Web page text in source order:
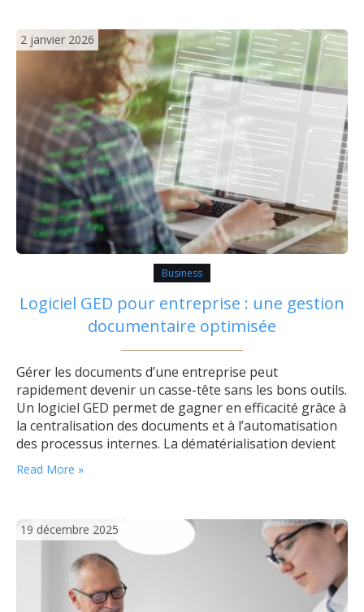
durables. Pourquoi…
2 janvier 2026
Business
Logiciel GED pour entreprise : une gestion
documentaire optimisée
Gérer les documents d’une entreprise peut
rapidement devenir un casse-tête sans les bons outils.
Un logiciel GED permet de gagner en efficacité grâce à
la centralisation des documents et à l’automatisation
des processus internes. La dématérialisation devient
alors accessible à tous, facilitant non seulement
l’organisation au quotidien mais aussi la sécurisation
GED pour…
Read More »
19 décembre 2025